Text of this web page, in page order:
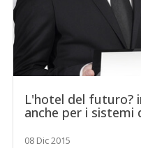
L'hotel del futuro?
anche per i sistemi
08 Dic 2015